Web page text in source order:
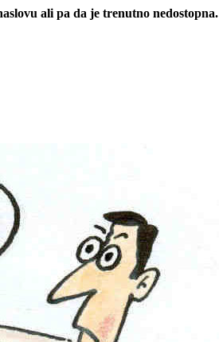
ali pa da je trenutno nedostopna.